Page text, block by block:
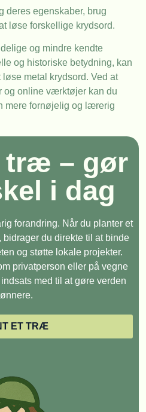
deres egenskaber, brug
løse forskellige krydsord.
og mindre kendte
og historiske betydning, kan
metal krydsord. Ved at
og online værktøjer kan du
mere fornøjelig og lærerig
træ – gør
i dag
forandring. Når du planter et
du direkte til at binde
og støtte lokale projekter.
privatperson eller på vegne
med til at gøre verden
ET TRÆ